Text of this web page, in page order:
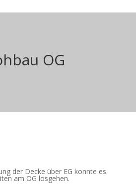
OG
der Decke über EG konnte es
am OG losgehen.